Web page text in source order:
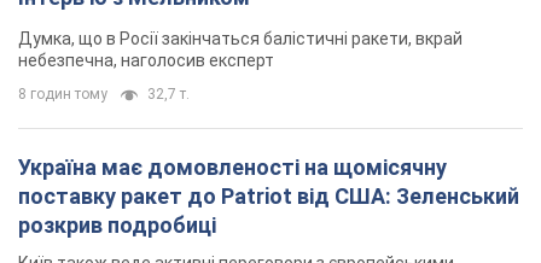
партнерами
внаслідок удару РФ по Київщині загинула
директорка київського ліцею, її чоловік та онук